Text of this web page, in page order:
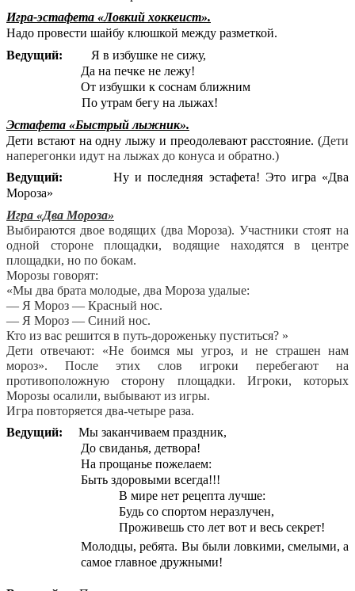
Игра-эстафета «Ловкий хоккеист».
Надо провести шайбу клюшкой между разметкой.
Ведущий: Я в избушке не сижу,
Да на печке не лежу!
От избушки к соснам ближним
По утрам бегу на лыжах!
Эстафета «Быстрый лыжник».
Дети встают на одну лыжу и преодолевают расстояние. (Дети
наперегонки идут на лыжах до конуса и обратно.)
Ведущий:Ну и последняя эстафета! Это игра «Два
Мороза»
Игра «Два Мороза»
Выбираются двое водящих (два Мороза). Участники стоят на
одной стороне площадки, водящие находятся в центре
площадки, но по бокам.
Морозы говорят:
«Мы два брата молодые, два Мороза удалые:
— Я Мороз — Красный нос.
— Я Мороз — Синий нос.
Кто из вас решится в путь-дороженьку пуститься? »
Дети отвечают: «Не боимся мы угроз, и не страшен нам
мороз». После этих слов игроки перебегают на
противоположную сторону площадки. Игроки, которых
Морозы осалили, выбывают из игры.
Игра повторяется два-четыре раза.
Ведущий:
Мы заканчиваем праздник,
До свиданья, детвора!
На прощанье пожелаем:
Быть здоровыми всегда!!!
В мире нет рецепта лучше:
Будь со спортом неразлучен,
Проживешь сто лет вот и весь секрет!
Молодцы, ребята. Вы были ловкими, смелыми, а
самое главное дружными!